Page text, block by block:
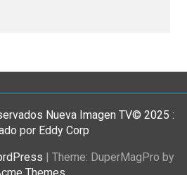
Nueva Imagen TV© 2025 :
por Eddy Corp
| Theme: DuperMagPro by